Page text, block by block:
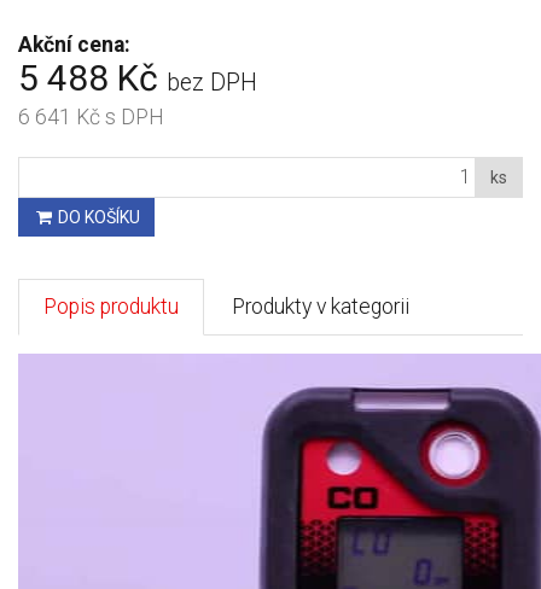
Akční cena:
5 488 Kč bez DPH
6 641 Kč s DPH
ks
DO KOŠÍKU
Popis produktu Produkty v kategorii